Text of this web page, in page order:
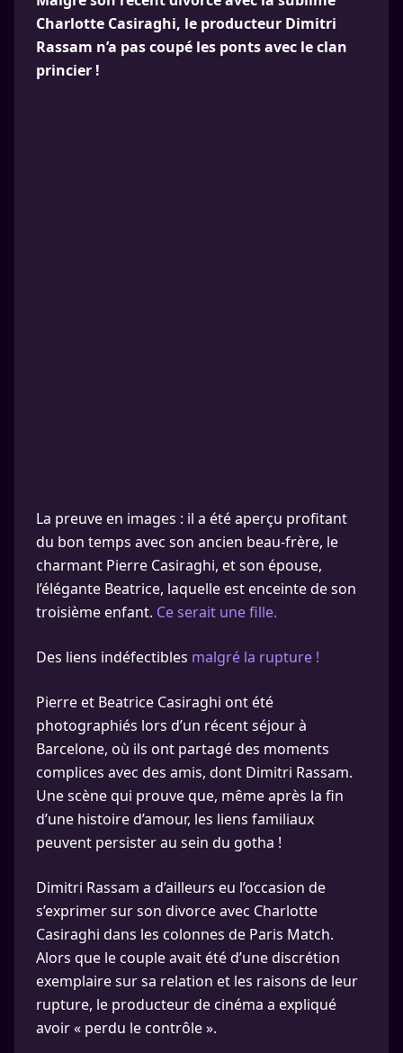
Charlotte Casiraghi, le producteur Dimitri
Rassam n’a pas coupé les ponts avec le clan
princier !
La preuve en images : il a été aperçu profitant
du bon temps avec son ancien beau-frère, le
charmant Pierre Casiraghi, et son épouse,
l’élégante Beatrice, laquelle est enceinte de son
troisième enfant. Ce serait une fille.
Des liens indéfectibles malgré la rupture !
Pierre et Beatrice Casiraghi ont été
photographiés lors d’un récent séjour à
Barcelone, où ils ont partagé des moments
complices avec des amis, dont Dimitri Rassam.
Une scène qui prouve que, même après la fin
d’une histoire d’amour, les liens familiaux
peuvent persister au sein du gotha !
Dimitri Rassam a d’ailleurs eu l’occasion de
s’exprimer sur son divorce avec Charlotte
Casiraghi dans les colonnes de Paris Match.
Alors que le couple avait été d’une discrétion
exemplaire sur sa relation et les raisons de leur
rupture, le producteur de cinéma a expliqué
avoir « perdu le contrôle ».